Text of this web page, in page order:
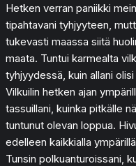
Hetken verran paniikki
tipahtavani tyhjyyteen,
tukevasti maassa siitä
maata. Tuntui karmealta
tyhjyydessä, kuin allani
Vilkuilin hetken ajan
tassuillani, kuinka pitkälle
tuntunut olevan loppua.
edelleen kaikkialla
Tunsin polkuanturoissani,